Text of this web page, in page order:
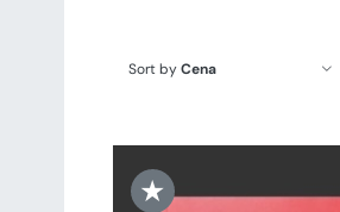
Sort byCena
★